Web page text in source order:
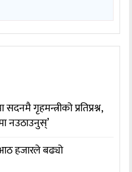
गृहमन्त्रीको प्रतिप्रश्न,
नउठाउनुस्’
हजारले बढ्यो